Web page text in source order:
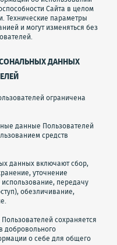
Сайта в целом
Технические параметры
и могут изменяться без
ДАННЫХ
ограничена
данные Пользователей
средств
данных включают сбор,
уточнение
передачу
обезличивание,
сохраняется
добровольного
о себе для общего